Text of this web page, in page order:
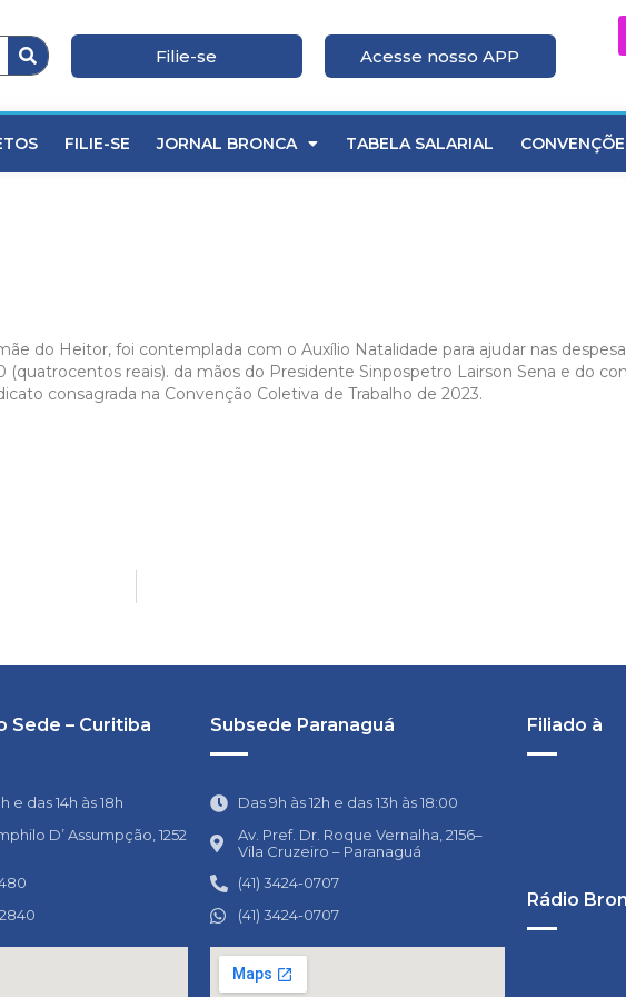
Filie-se Acesse nosso APP
FILIE-SE JORNAL BRONCA TABELA SALARIAL
do Heitor, foi contemplada com o Auxílio Natalidade para ajudar nas
reais). da mãos do Presidente Sinpospetro Lairson Sena e do
consagrada na Convenção Coletiva de Trabalho de 2023.
Sede – Curitiba
e das 14h às 18h
D’ Assumpção, 1252
Subsede Paranaguá
Das 9h às 12h e das 13h às 18:00
Av. Pref. Dr. Roque Vernalha, 2156–
Vila Cruzeiro – Paranaguá
(41) 3424-0707
(41) 3424-0707
Filiado à
Rádio